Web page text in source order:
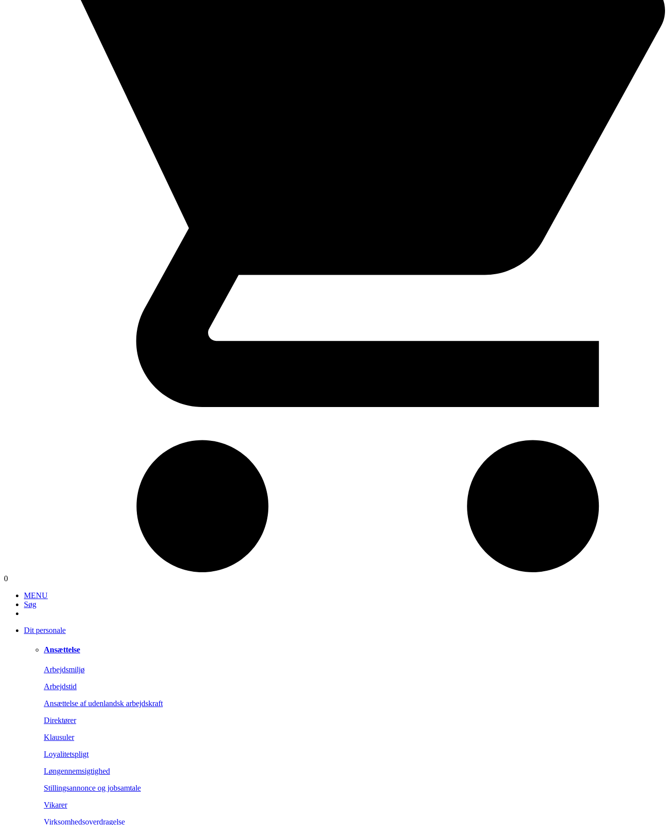
0
MENU
Søg
Dit personale
Ansættelse
Arbejdsmiljø
Arbejdstid
Ansættelse af udenlandsk arbejdskraft
Direktører
Klausuler
Loyalitetspligt
Løngennemsigtighed
Stillingsannonce og jobsamtale
Vikarer
Virksomhedsoverdragelse